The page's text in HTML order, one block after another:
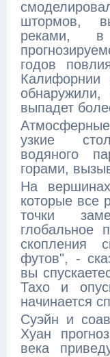
штормов,
реками,
годов
выпадет
узкие
водяного
горами,
На
которые все
точки
глобальное
скопления
футов", -
вы
Тахо и
начинается
Суэйн и
Хуан
века